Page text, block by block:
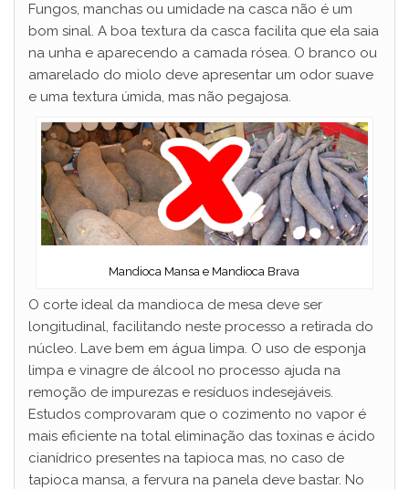
Fungos, manchas ou umidade na casca não é um
bom sinal. A boa textura da casca facilita que ela saia
na unha e aparecendo a camada rósea. O branco ou
amarelado do miolo deve apresentar um odor suave
e uma textura úmida, mas não pegajosa.
Mandioca Mansa e Mandioca Brava
O corte ideal da mandioca de mesa deve ser
longitudinal, facilitando neste processo a retirada do
núcleo. Lave bem em água limpa. O uso de esponja
limpa e vinagre de álcool no processo ajuda na
remoção de impurezas e resíduos indesejáveis.
Estudos comprovaram que o cozimento no vapor é
mais eficiente na total eliminação das toxinas e ácido
cianídrico presentes na tapioca mas, no caso de
tapioca mansa, a fervura na panela deve bastar. No